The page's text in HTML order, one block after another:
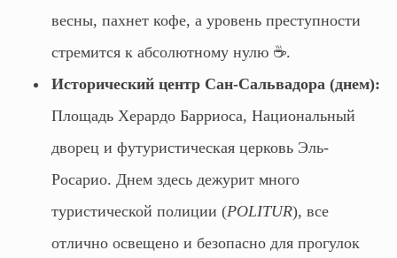
весны, пахнет кофе, а уровень преступности
стремится к абсолютному нулю ☕.
Исторический центр Сан-Сальвадора (днем):
Площадь Херардо Барриоса, Национальный
дворец и футуристическая церковь Эль-
Росарио. Днем здесь дежурит много
туристической полиции (POLITUR), все
отлично освещено и безопасно для прогулок